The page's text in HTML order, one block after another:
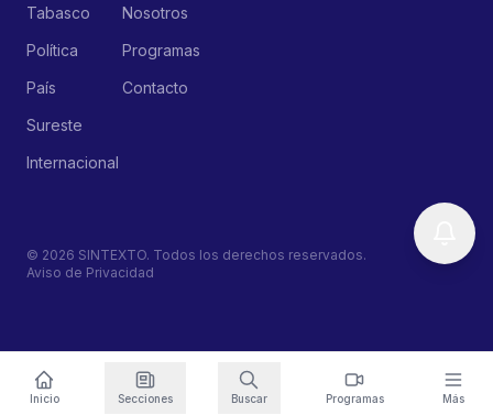
Tabasco
Política
País
Sureste
Internacional
Nosotros
Programas
Contacto
© 2026 SINTEXTO. Todos los derechos reservados.
Aviso de Privacidad
Inicio Secciones Buscar Programas Más